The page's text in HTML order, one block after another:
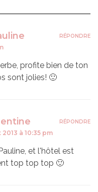
profite bien de ton
sont jolies! 🙂
RÉPONDRE
à 10:35 pm
et l'hôtel est
top top top 🙂
RÉPONDRE